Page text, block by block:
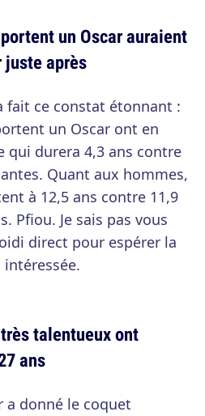
un Oscar auraient
juste après
fait ce constat étonnant :
un Oscar ont en
qui durera 4,3 ans contre
Quant aux hommes,
à 12,5 ans contre 11,9
Pfiou. Je sais pas vous
direct pour espérer la
talentueux ont
ans
donné le coquet